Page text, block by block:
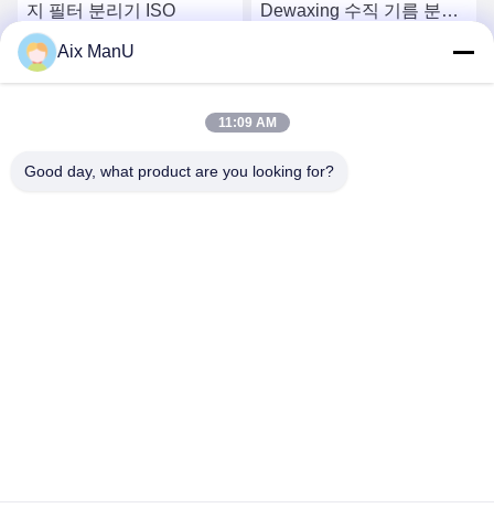
지 필터 분리기 ISO
가장 좋은 가격 을 구하
Dewaxing 수직 기름 분리
가장 좋은 가격 을 구하
Aix ManU
11:09 AM
Good day, what product are you looking for?